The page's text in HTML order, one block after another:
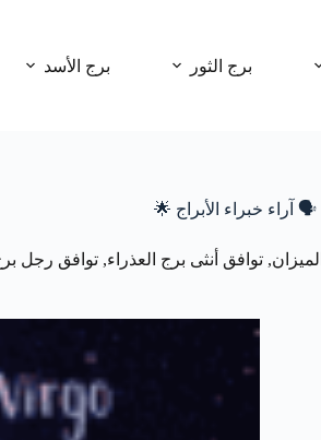
برج الثور برج الأسد
آراء خبراء الأبراج 🌟
, توافق أنثى برج العذراء, توافق رجل